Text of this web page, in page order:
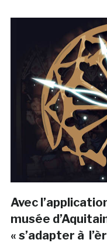
Avec
musée
« s’adapter à